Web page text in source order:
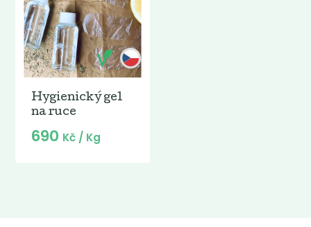
Hygienický gel
na ruce
690 Kč / Kg